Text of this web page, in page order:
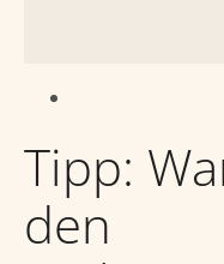
Tipp:
den